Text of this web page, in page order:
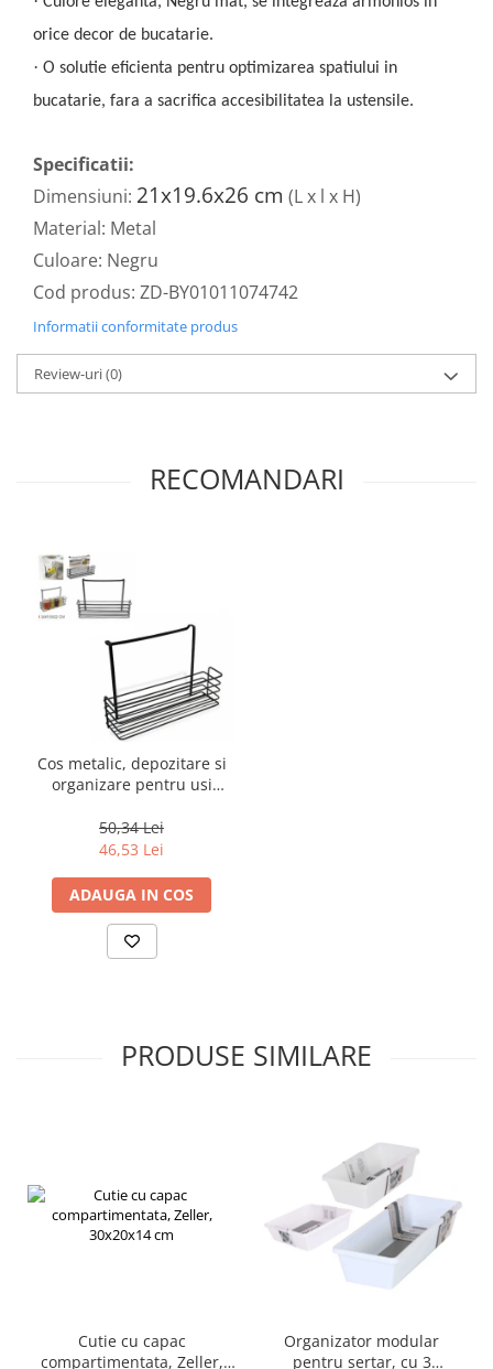
orice decor de bucatarie.
· O solutie eficienta pentru optimizarea spatiului in
bucatarie, fara a sacrifica accesibilitatea la ustensile.
Specificatii:
Dimensiuni: 21x19.6x26 cm (L x l x H)
Material: Metal
Culoare: Negru
Cod produs: ZD-BY01011074742
Informatii conformitate produs
Review-uri(0)
RECOMANDARI
Cos metalic, depozitare si
organizare pentru usi
negru, 34x9,5x22cm
50,34 Lei
46,53 Lei
ADAUGA IN COS
PRODUSE SIMILARE
Cutie cu capac
compartimentata, Zeller,
Organizator modular
pentru sertar, cu 3